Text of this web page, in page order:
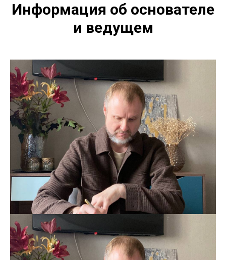
Информация об основателе
и ведущем